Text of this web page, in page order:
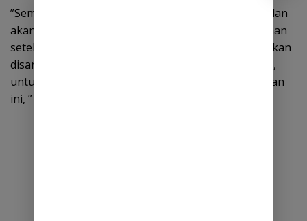
‎”Semua keluhan sudah saya dengar dan tampung dan
akan saya teruskan pada RDP nanti. Mudah-mudahan
setelah RDP, semua aspirasi yang sudah diterima akan
disampaikan kepada pemerintah atau pihak terkait,
untuk direalisasikan sesuai kebutuhan di perumahan
ini, ” imbuhnya. (Adve)